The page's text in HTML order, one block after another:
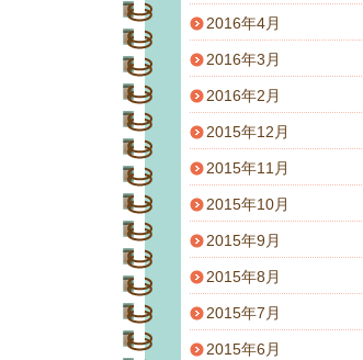
2016年4月
2016年3月
2016年2月
2015年12月
2015年11月
2015年10月
2015年9月
2015年8月
2015年7月
2015年6月